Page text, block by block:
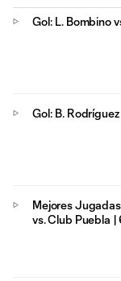
Gol: L. Bombino
Gol: B. Rodríguez
Mejores
vs. Club Puebla